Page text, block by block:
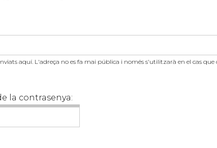
aquí. L'adreça no es fa mai pública i només s'utilitzarà en el cas
la contrasenya: